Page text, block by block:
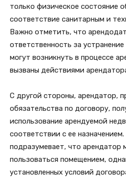
только физическое состояние
соответствие санитарным и
Важно отметить, что
ответственность за
могут возникнуть в процессе
вызваны действиями
С другой стороны, арендатор,
обязательства по договору,
использование арендуемой
соответствии с ее
подразумевает, что арендатор
пользоваться помещением,
установленных условий